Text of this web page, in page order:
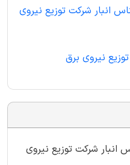
انبار شرکت توزیع نیروی
نیروی برق
شرکت توزیع نیروی